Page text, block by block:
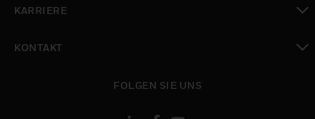
KARRIERE
KONTAKT
FOLGEN SIE UNS